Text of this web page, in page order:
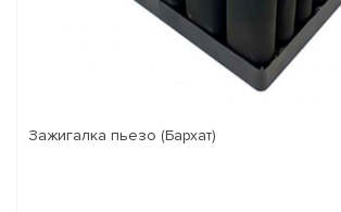
Зажигалка пьезо (Бархат)